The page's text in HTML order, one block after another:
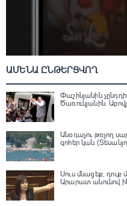
ԱՄԵՆԱ ԸՆԹԵՐՑՎՈՂ
Փաշինյանին
Ծառուկյանին.
Անօդաչու թռչող
զոհեր կան
Սուս մնացեք,
Արարատ անունով